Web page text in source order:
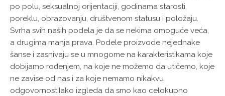
po polu, seksualnoj orijentaciji, godinama starosti,
poreklu, obrazovanju, društvenom statusu i položaju.
Svrha svih naših podela je da se nekima omoguće veća,
a drugima manja prava. Podele proizvode nejednake
šanse i zasnivaju se u mnogome na karakteristikama koje
dobijamo rođenjem, na koje ne možemo da utičemo, koje
ne zavise od nas i za koje nemamo nikakvu
odgovornost.Iako izgleda da smo kao celokupno